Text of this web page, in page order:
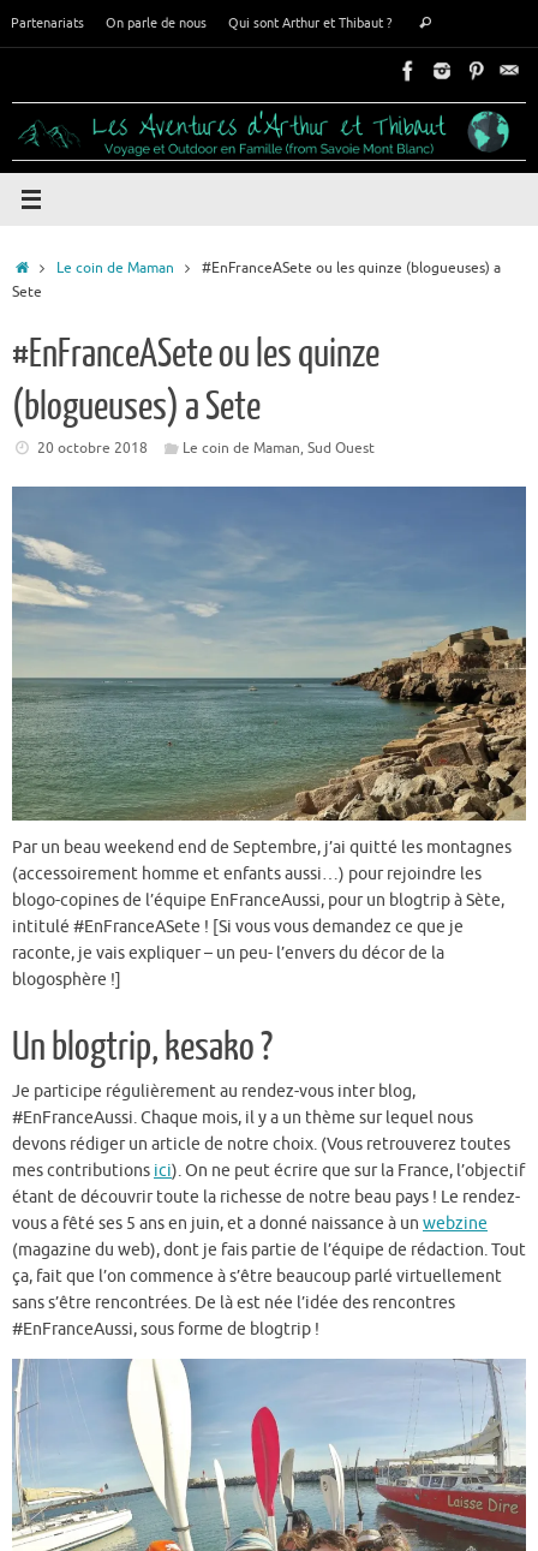
Partenariats On parle de nous Qui sont Arthur et Thibaut ?
:
Rechercher
AccueilLe coin de Maman
#EnFranceASete ou les quinze (blogueuses) a
Sete
#EnFranceASete ou les quinze
(blogueuses) a Sete
20 octobre 2018 Le coin de Maman,Sud Ouest
Par un beau weekend end de Septembre, j’ai quitté les montagnes
(accessoirement homme et enfants aussi…) pour rejoindre les
blogo-copines de l’équipe EnFranceAussi, pour un blogtrip à Sète,
intitulé #EnFranceASete ! [Si vous vous demandez ce que je
raconte, je vais expliquer – un peu- l’envers du décor de la
blogosphère !]
Un blogtrip, kesako ?
Je participe régulièrement au rendez-vous inter blog,
#EnFranceAussi. Chaque mois, il y a un thème sur lequel nous
devons rédiger un article de notre choix. (Vous retrouverez toutes
mes contributions ici). On ne peut écrire que sur la France, l’objectif
étant de découvrir toute la richesse de notre beau pays ! Le rendez-
vous a fêté ses 5 ans en juin, et a donné naissance à un webzine
(magazine du web), dont je fais partie de l’équipe de rédaction. Tout
ça, fait que l’on commence à s’être beaucoup parlé virtuellement
sans s’être rencontrées. De là est née l’idée des rencontres
#EnFranceAussi, sous forme de blogtrip !